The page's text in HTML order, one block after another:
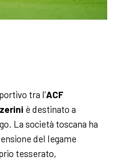
tra l’ACF
è destinato a
La società toscana ha
del legame
tesserato,